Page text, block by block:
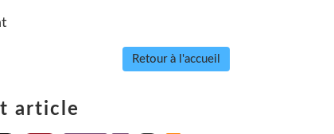
Retour à l'accueil
article